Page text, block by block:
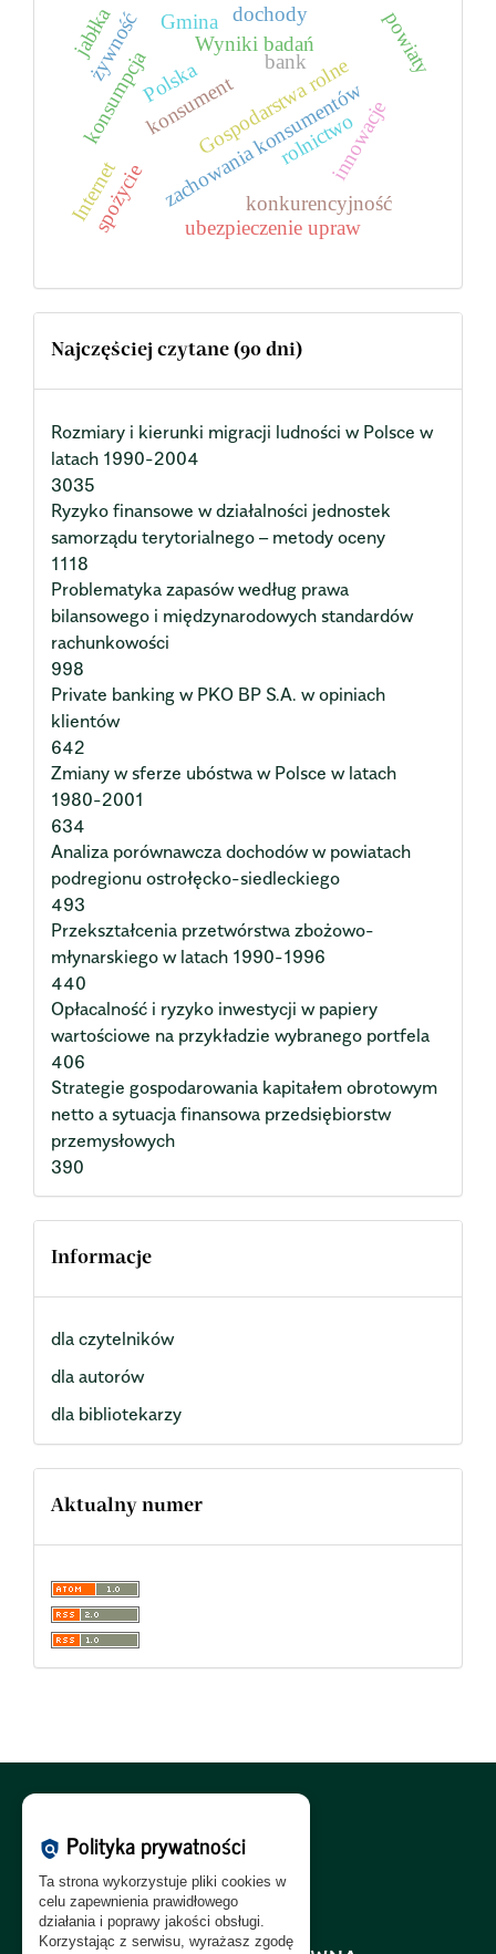
konsumentGospodarstwa rolne
zachowania konsumentów
Wyniki badań
konkurencyjność
innowacje
spożycie
rolnictwo
Polska
konsumpcja
Gmina
ubezpieczenie upraw
Internet
żywność
jabłka dochody
bank powiaty
Najczęściej czytane (90 dni)
Rozmiary i kierunki migracji ludności w Polsce w
latach 1990-2004
3035
Ryzyko finansowe w działalności jednostek
samorządu terytorialnego – metody oceny
1118
Problematyka zapasów według prawa
bilansowego i międzynarodowych standardów
rachunkowości
998
Private banking w PKO BP S.A. w opiniach
klientów
642
Zmiany w sferze ubóstwa w Polsce w latach
1980-2001
634
Analiza porównawcza dochodów w powiatach
podregionu ostrołęcko-siedleckiego
493
Przekształcenia przetwórstwa zbożowo-
młynarskiego w latach 1990-1996
440
Opłacalność i ryzyko inwestycji w papiery
wartościowe na przykładzie wybranego portfela
406
Strategie gospodarowania kapitałem obrotowym
netto a sytuacja finansowa przedsiębiorstw
przemysłowych
390
Informacje
dla czytelników
dla autorów
dla bibliotekarzy
Aktualny numer
Polityka Prywatności:PL
Polityka RODO:PL|EN
policy Polityka prywatności
Ta strona wykorzystuje pliki cookies w
celu zapewnienia prawidłowego
działania i poprawy jakości obsługi.
Korzystając z serwisu, wyrażasz zgodę